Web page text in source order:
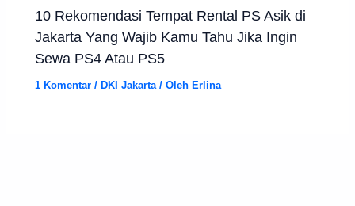
10 Rekomendasi Tempat Rental PS Asik di
Jakarta Yang Wajib Kamu Tahu Jika Ingin
Sewa PS4 Atau PS5
1 Komentar / DKI Jakarta/ Oleh Erlina